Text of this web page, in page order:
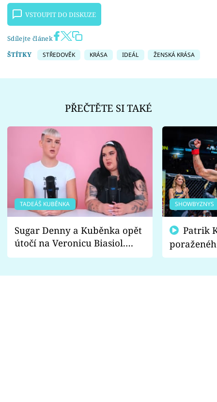
VSTOUPIT DO DISKUZE
Sdílejte článek
ŠTÍTKY
STŘEDOVĚK KRÁSA IDEÁL ŽENSKÁ KRÁSA
PŘEČTĚTE SI TAKÉ
TADEÁŠ KUBĚNKA
Sugar Denny a Kuběnka opět
útočí na Veronicu Biasiol.
Proč je podle nich falešná a
SHOWBYZNYS
fanoušci